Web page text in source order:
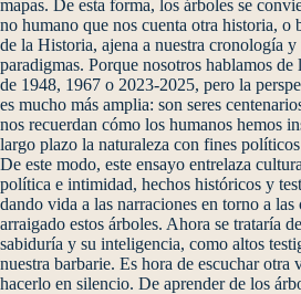
mapas. De esta forma, los árboles se
no humano que nos cuenta otra historia, o
de la Historia, ajena a nuestra cronología y
paradigmas. Porque nosotros hablamos de
de 1948, 1967 o 2023-2025, pero la
es mucho más amplia: son seres
nos recuerdan cómo los humanos hemos
largo plazo la naturaleza con fines
De este modo, este ensayo entrelaza
política e intimidad, hechos históricos y
dando vida a las narraciones en torno a las
arraigado estos árboles. Ahora se trataría
sabiduría y su inteligencia, como altos
nuestra barbarie. Es hora de escuchar otra
hacerlo en silencio. De aprender de los